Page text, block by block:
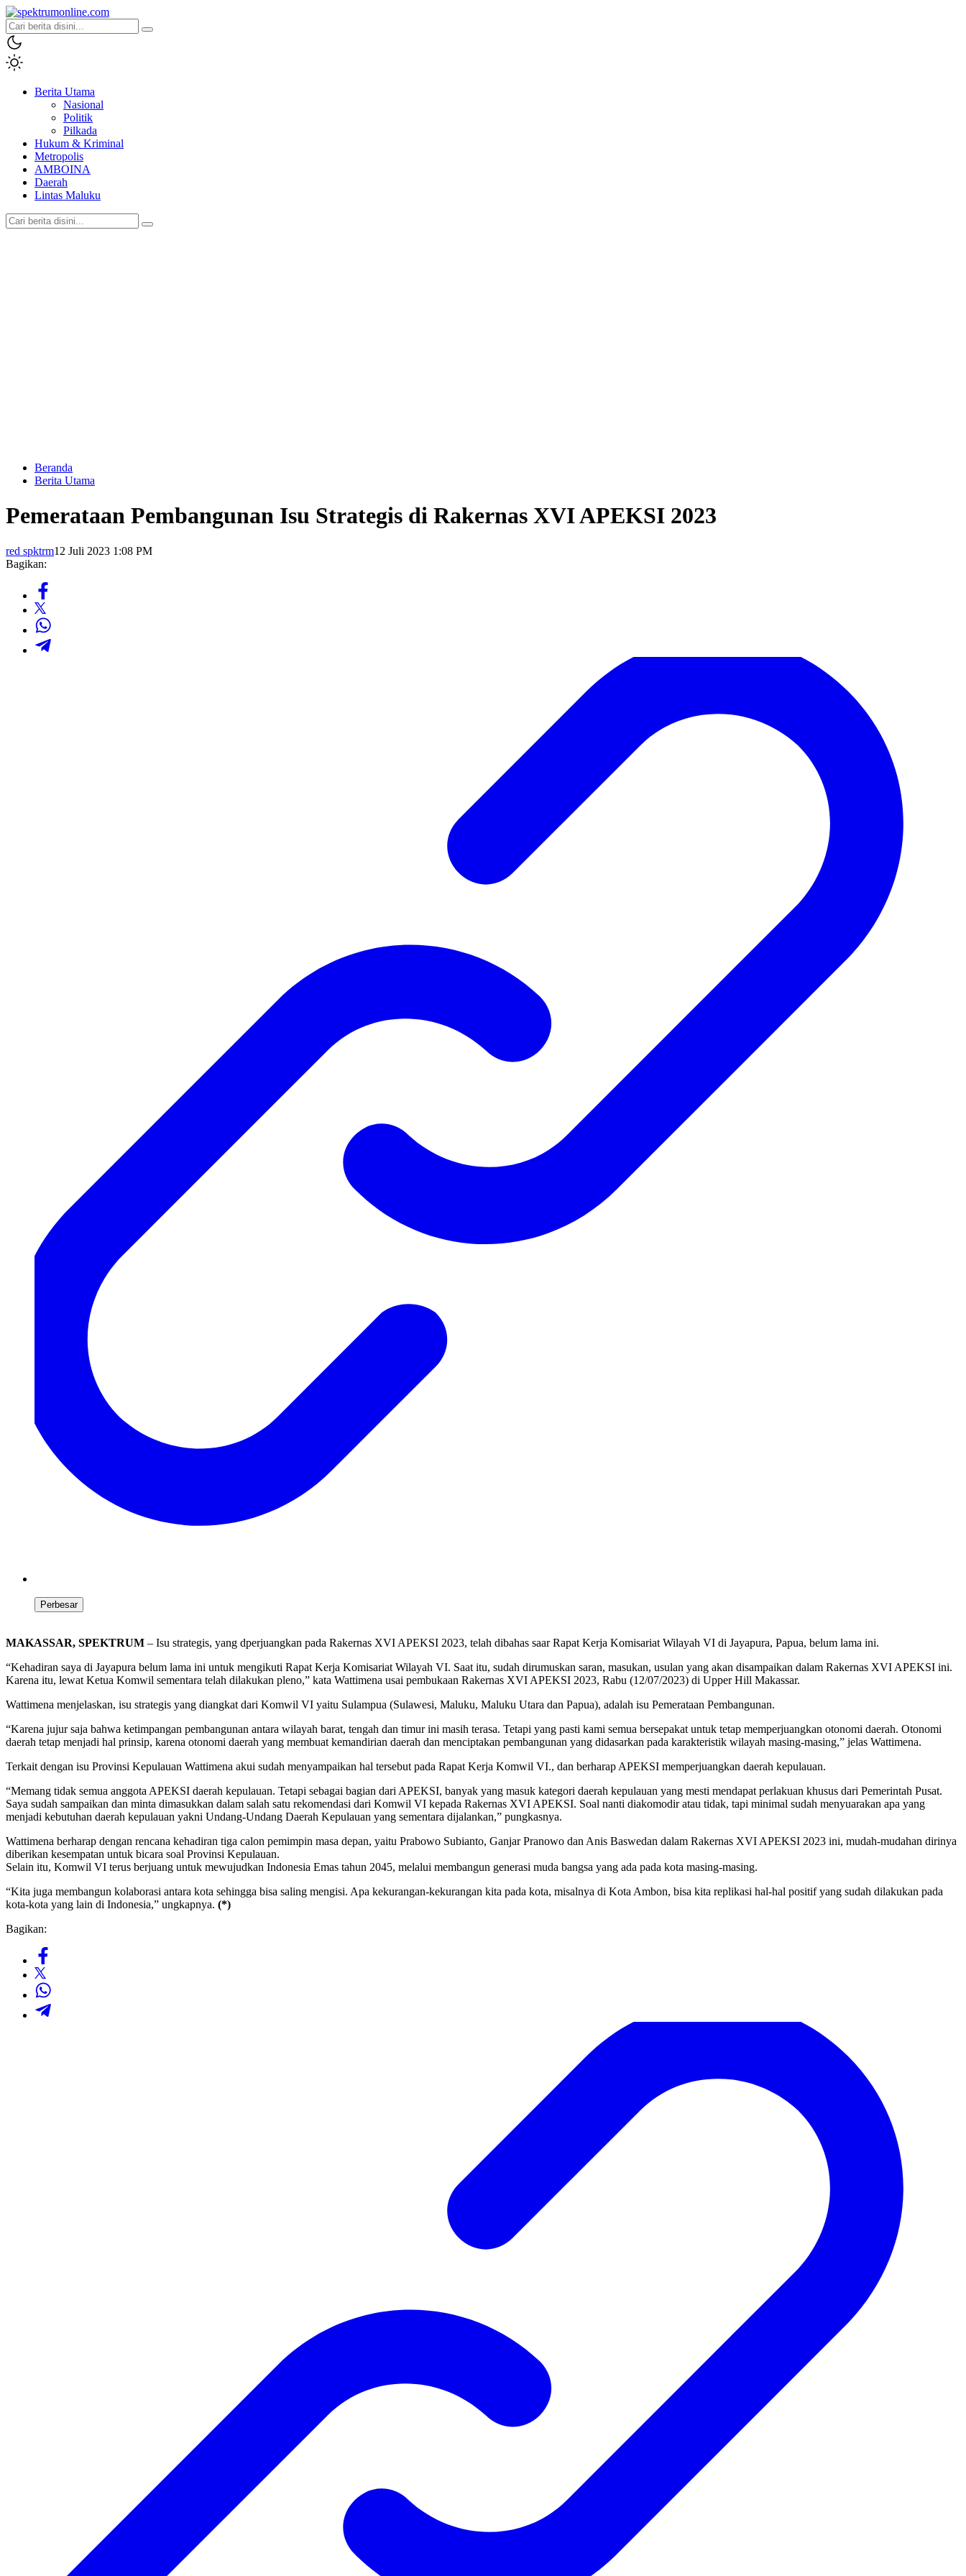
spektrumonline.com
Berita Utama
Nasional
Politik
Pilkada
Hukum & Kriminal
Metropolis
AMBOINA
Daerah
Lintas Maluku
Beranda
Berita Utama
Pemerataan Pembangunan Isu Strategis di Rakernas XVI APEKSI 2023
red spktrm12 Juli 2023 1:08 PM
Bagikan:
Perbesar
MAKASSAR, SPEKTRUM – Isu strategis, yang dperjuangkan pada Rakernas XVI APEKSI 2023, telah dibahas saar Rapat Kerja Komisariat Wilayah VI di Jayapura, Papua, belum lama ini.
“Kehadiran saya di Jayapura belum lama ini untuk mengikuti Rapat Kerja Komisariat Wilayah VI. Saat itu, sudah dirumuskan saran, masukan, usulan yang akan disampaikan dalam Rakernas XVI APEKSI ini.
Karena itu, lewat Ketua Komwil sementara telah dilakukan pleno,” kata Wattimena usai pembukaan Rakernas XVI APEKSI 2023, Rabu (12/07/2023) di Upper Hill Makassar.
Wattimena menjelaskan, isu strategis yang diangkat dari Komwil VI yaitu Sulampua (Sulawesi, Maluku, Maluku Utara dan Papua), adalah isu Pemerataan Pembangunan.
“Karena jujur saja bahwa ketimpangan pembangunan antara wilayah barat, tengah dan timur ini masih terasa. Tetapi yang pasti kami semua bersepakat untuk tetap memperjuangkan otonomi daerah. Otonomi
daerah tetap menjadi hal prinsip, karena otonomi daerah yang membuat kemandirian daerah dan menciptakan pembangunan yang didasarkan pada karakteristik wilayah masing-masing,” jelas Wattimena.
Terkait dengan isu Provinsi Kepulauan Wattimena akui sudah menyampaikan hal tersebut pada Rapat Kerja Komwil VI., dan berharap APEKSI memperjuangkan daerah kepulauan.
“Memang tidak semua anggota APEKSI daerah kepulauan. Tetapi sebagai bagian dari APEKSI, banyak yang masuk kategori daerah kepulauan yang mesti mendapat perlakuan khusus dari Pemerintah Pusat.
Saya sudah sampaikan dan minta dimasukkan dalam salah satu rekomendasi dari Komwil VI kepada Rakernas XVI APEKSI. Soal nanti diakomodir atau tidak, tapi minimal sudah menyuarakan apa yang
menjadi kebutuhan daerah kepulauan yakni Undang-Undang Daerah Kepulauan yang sementara dijalankan,” pungkasnya.
Wattimena berharap dengan rencana kehadiran tiga calon pemimpin masa depan, yaitu Prabowo Subianto, Ganjar Pranowo dan Anis Baswedan dalam Rakernas XVI APEKSI 2023 ini, mudah-mudahan dirinya
diberikan kesempatan untuk bicara soal Provinsi Kepulauan.
Selain itu, Komwil VI terus berjuang untuk mewujudkan Indonesia Emas tahun 2045, melalui membangun generasi muda bangsa yang ada pada kota masing-masing.
“Kita juga membangun kolaborasi antara kota sehingga bisa saling mengisi. Apa kekurangan-kekurangan kita pada kota, misalnya di Kota Ambon, bisa kita replikasi hal-hal positif yang sudah dilakukan pada
kota-kota yang lain di Indonesia,” ungkapnya. (*)
Bagikan: